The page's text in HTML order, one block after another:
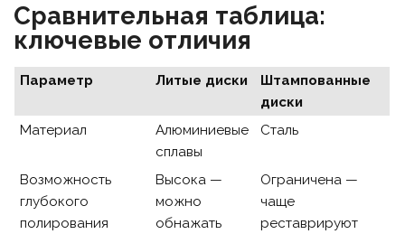
Сравнительная таблица:
ключевые отличия
Параметр Литые диски
Штампованные
диски
Материал
Алюминиевые
сплавы
Сталь
Возможность
глубокого
полирования
Высока —
можно
обнажать
Ограничена —
чаще
реставрируют